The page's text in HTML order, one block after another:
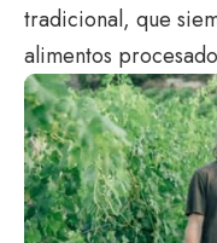
tradicional, que
alimentos